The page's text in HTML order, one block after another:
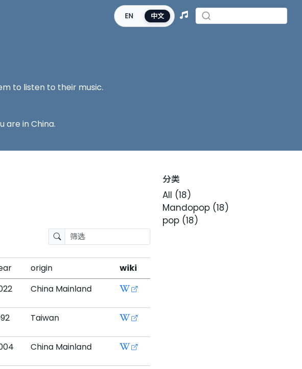
EN 中文
to listen to their music.
are in China.
分类
All (18)
Mandopop (18)
pop (18)
origin
wiki
China Mainland
Taiwan
China Mainland